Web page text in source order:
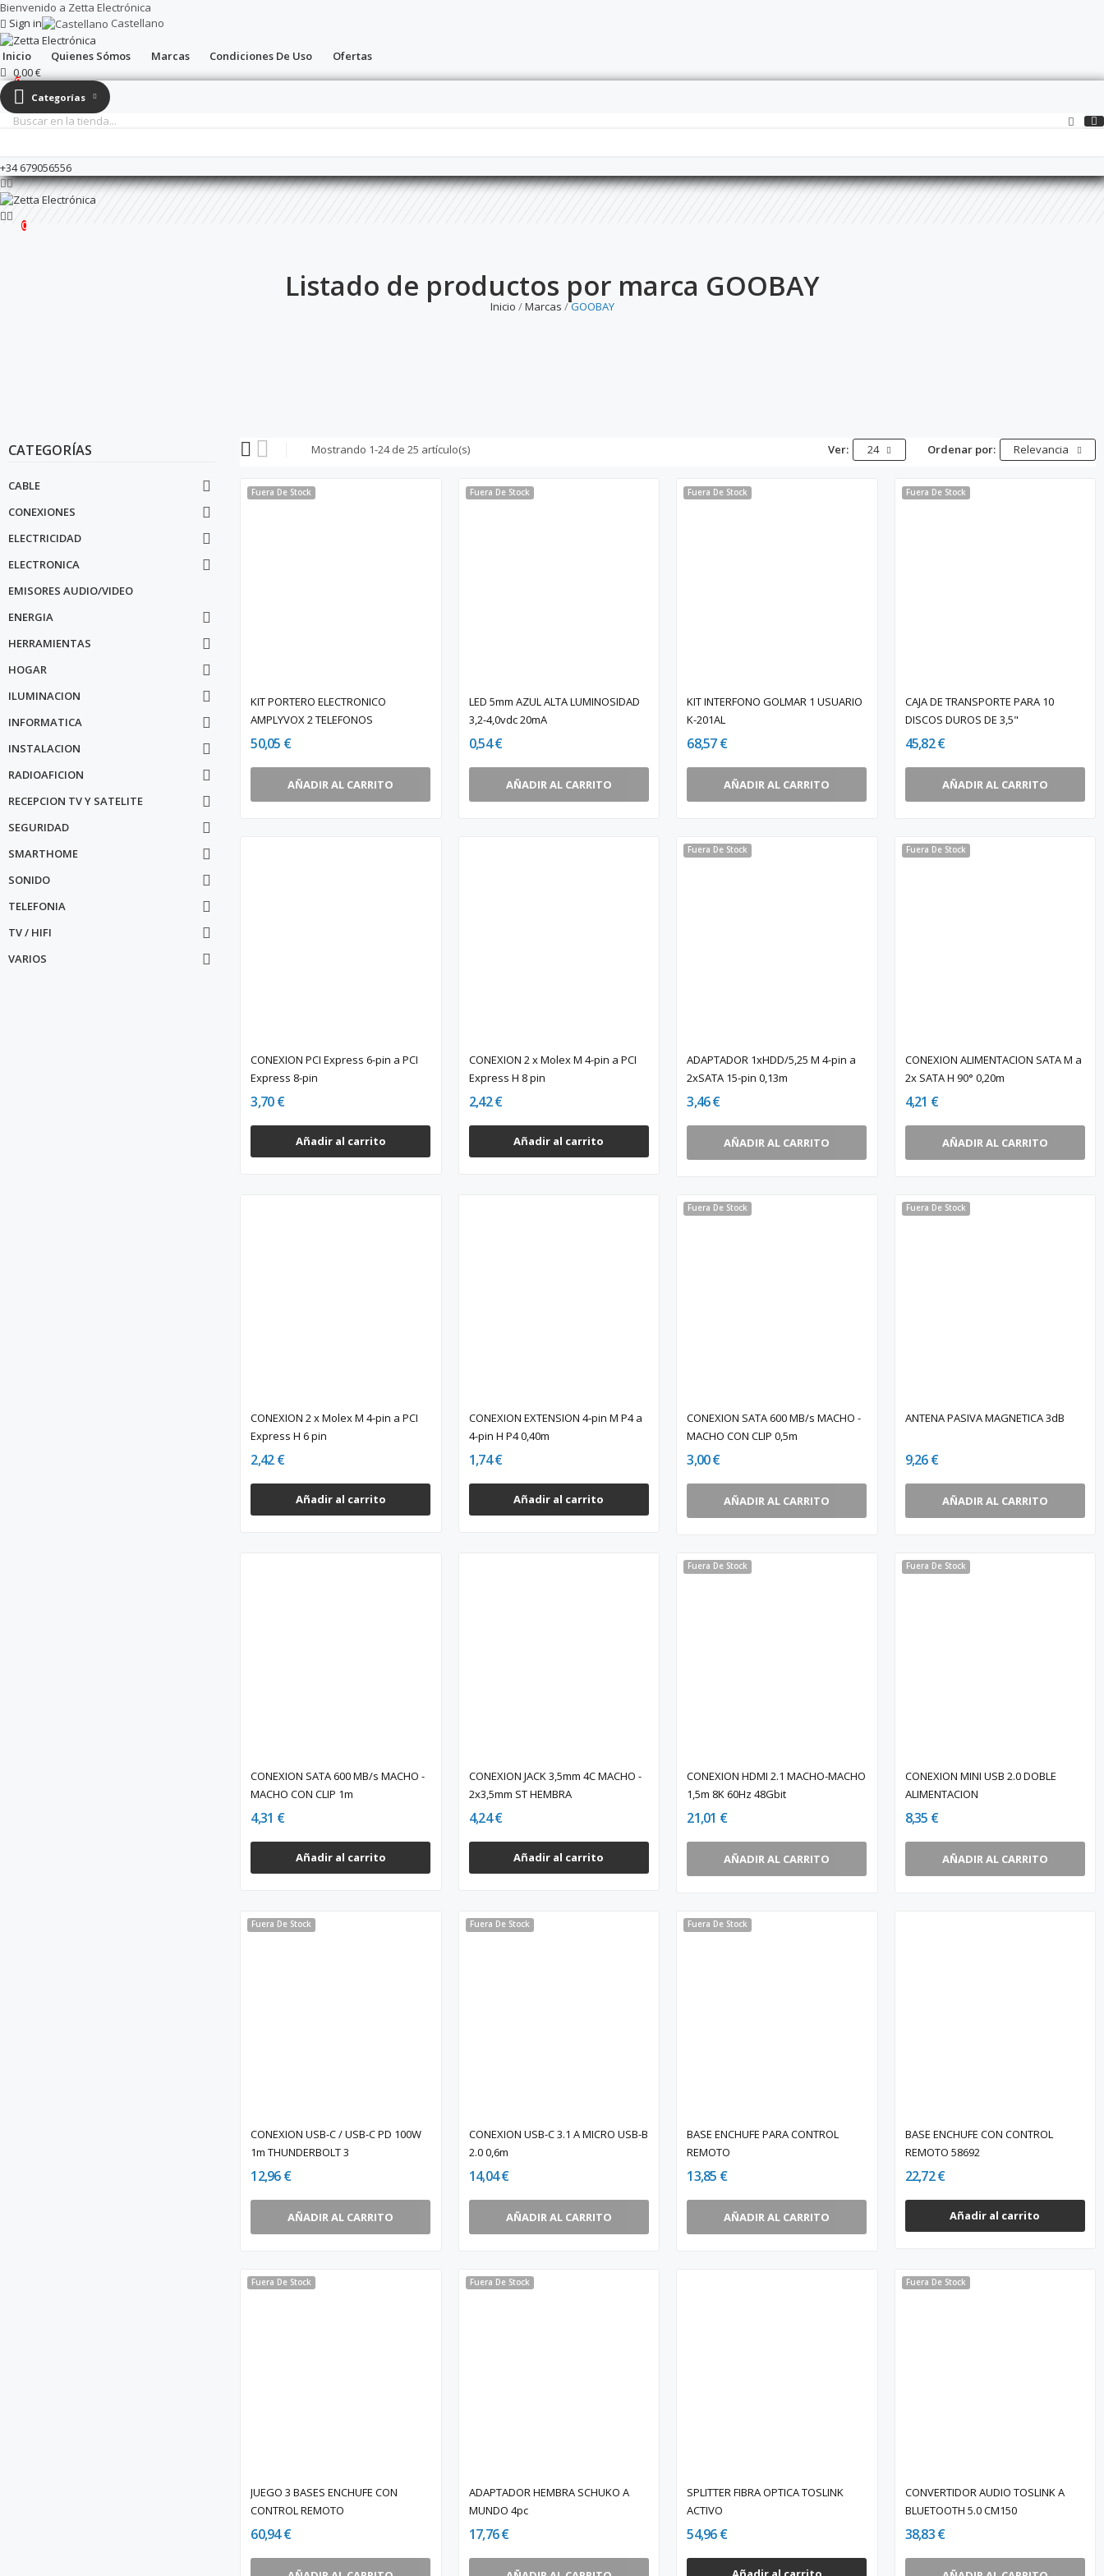
Bienvenido a Zetta Electrónica
Sign in
Castellano
Inicio Quienes Sómos Marcas Condiciones De Uso
Ofertas
0,00 €
0
Categorías
+34 679056556
0
Listado de productos por marca GOOBAY
Inicio Marcas GOOBAY
CATEGORÍAS
CABLE 
CONEXIONES 
ELECTRICIDAD 
ELECTRONICA 
EMISORES AUDIO/VIDEO
ENERGIA

HERRAMIENTAS 
HOGAR 
ILUMINACION 
INFORMATICA 
INSTALACION 
RADIOAFICION 
RECEPCION TV Y SATELITE 
SEGURIDAD 
SMARTHOME 
SONIDO 
TELEFONIA 
TV / HIFI 
VARIOS 
Mostrando 1-24 de 25 artículo(s) Ver: 24 Ordenar por: Relevancia
Fuera De Stock
KIT PORTERO ELECTRONICO
AMPLYVOX 2 TELEFONOS
50,05 €
AÑADIR AL CARRITO
Fuera De Stock
LED 5mm AZUL ALTA LUMINOSIDAD
3,2-4,0vdc 20mA
0,54 €
AÑADIR AL CARRITO
Fuera De Stock
KIT INTERFONO GOLMAR 1 USUARIO
K-201AL
68,57 €
AÑADIR AL CARRITO
Fuera De Stock
CAJA DE TRANSPORTE PARA 10
DISCOS DUROS DE 3,5"
45,82 €
AÑADIR AL CARRITO
CONEXION PCI Express 6-pin a PCI
Express 8-pin
3,70 €
Añadir al carrito
CONEXION 2 x Molex M 4-pin a PCI
Express H 8 pin
2,42 €
Añadir al carrito
Fuera De Stock
ADAPTADOR 1xHDD/5,25 M 4-pin a
2xSATA 15-pin 0,13m
3,46 €
AÑADIR AL CARRITO
Fuera De Stock
CONEXION ALIMENTACION SATA M a
2x SATA H 90° 0,20m
4,21 €
AÑADIR AL CARRITO
CONEXION 2 x Molex M 4-pin a PCI
Express H 6 pin
2,42 €
Añadir al carrito
CONEXION EXTENSION 4-pin M P4 a
4-pin H P4 0,40m
1,74 €
Añadir al carrito
Fuera De Stock
CONEXION SATA 600 MB/s MACHO -
MACHO CON CLIP 0,5m
3,00 €
AÑADIR AL CARRITO
Fuera De Stock
ANTENA PASIVA MAGNETICA 3dB
9,26 €
AÑADIR AL CARRITO
CONEXION SATA 600 MB/s MACHO -
MACHO CON CLIP 1m
4,31 €
Añadir al carrito
CONEXION JACK 3,5mm 4C MACHO -
2x3,5mm ST HEMBRA
4,24 €
Añadir al carrito
Fuera De Stock
CONEXION HDMI 2.1 MACHO-MACHO
1,5m 8K 60Hz 48Gbit
21,01 €
AÑADIR AL CARRITO
Fuera De Stock
CONEXION MINI USB 2.0 DOBLE
ALIMENTACION
8,35 €
AÑADIR AL CARRITO
Fuera De Stock
CONEXION USB-C / USB-C PD 100W
1m THUNDERBOLT 3
12,96 €
AÑADIR AL CARRITO
Fuera De Stock
CONEXION USB-C 3.1 A MICRO USB-B
2.0 0,6m
14,04 €
AÑADIR AL CARRITO
Fuera De Stock
BASE ENCHUFE PARA CONTROL
REMOTO
13,85 €
AÑADIR AL CARRITO
BASE ENCHUFE CON CONTROL
REMOTO 58692
22,72 €
Añadir al carrito
Fuera De Stock
JUEGO 3 BASES ENCHUFE CON
CONTROL REMOTO
60,94 €
Fuera De Stock
ADAPTADOR HEMBRA SCHUKO A
MUNDO 4pc
17,76 €
SPLITTER FIBRA OPTICA TOSLINK
ACTIVO
54,96 €
Fuera De Stock
CONVERTIDOR AUDIO TOSLINK A
BLUETOOTH 5.0 CM150
38,83 €